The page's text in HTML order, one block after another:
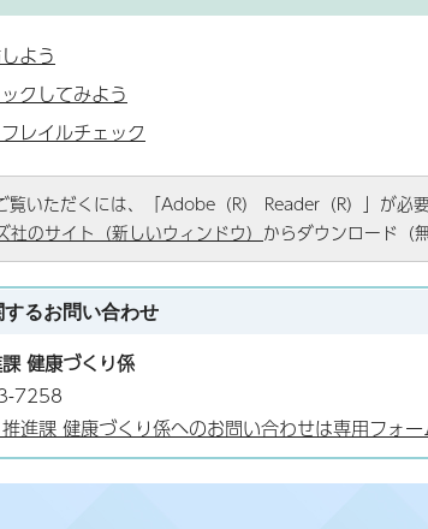
よう
クしてみよう
レイルチェック
覧いただくには、「Adobe（R） Reader（R）」が必
社のサイト（新しいウィンドウ） からダウンロード（
するお問い合わせ
健康づくり係
7258
進課 健康づくり係へのお問い合わせは専用フォー